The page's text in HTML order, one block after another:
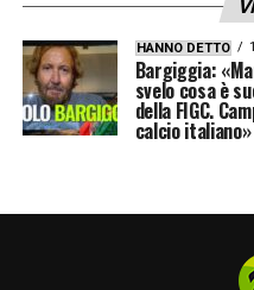
LA PLAYLIST DELLE
HANNO DETTO
Bargiggia:
svelo cosa è
della FIGC.
calcio italiano»